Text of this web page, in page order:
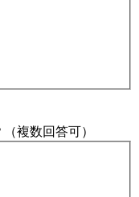
複数回答可）